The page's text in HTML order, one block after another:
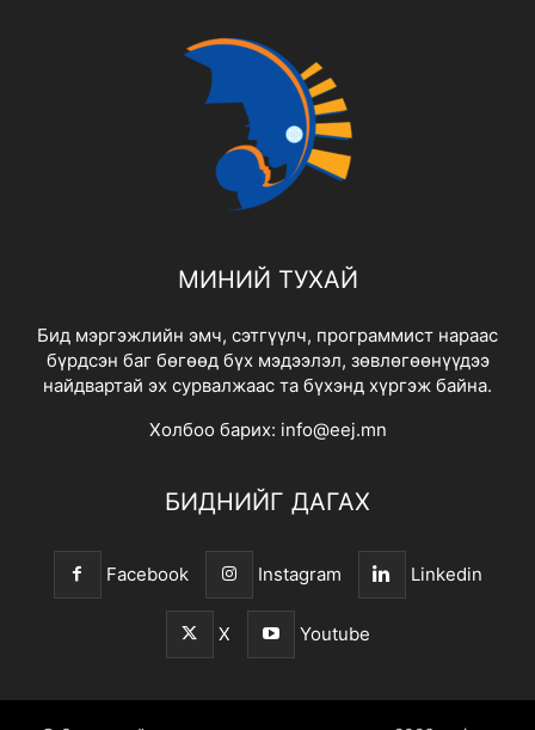
МИНИЙ ТУХАЙ
Бид мэргэжлийн эмч, сэтгүүлч, программист нараас
бүрдсэн баг бөгөөд бүх мэдээлэл, зөвлөгөөнүүдээ
найдвартай эх сурвалжаас та бүхэнд хүргэж байна.
Холбоо барих: info@eej.mn
БИДНИЙГ ДАГАХ
Facebook Instagram Linkedin
X Youtube